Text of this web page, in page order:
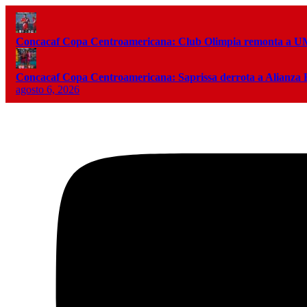
Concacaf Copa Centroamericana: Club Olimpia remonta a
Concacaf Copa Centroamericana: Saprissa derrota a Alianza
agosto 6, 2026